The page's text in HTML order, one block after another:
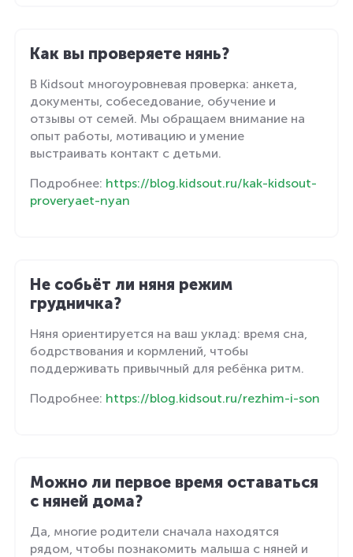
Как вы проверяете нянь?
В Kidsout многоуровневая проверка: анкета,
документы, собеседование, обучение и
отзывы от семей. Мы обращаем внимание на
опыт работы, мотивацию и умение
выстраивать контакт с детьми.
Подробнее: https://blog.kidsout.ru/kak-kidsout-
proveryaet-nyan
Не собьёт ли няня режим
грудничка?
Няня ориентируется на ваш уклад: время сна,
бодрствования и кормлений, чтобы
поддерживать привычный для ребёнка ритм.
Подробнее: https://blog.kidsout.ru/rezhim-i-son
Можно ли первое время оставаться
с няней дома?
Да, многие родители сначала находятся
рядом, чтобы познакомить малыша с няней и